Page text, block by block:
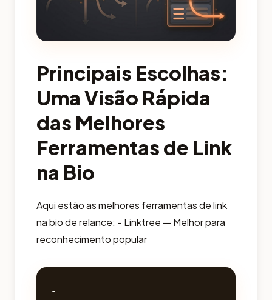
Principais Escolhas:
Uma Visão Rápida
das Melhores
Ferramentas de Link
na Bio
Aqui estão as melhores ferramentas de link
na bio de relance: - Linktree — Melhor para
reconhecimento popular
-